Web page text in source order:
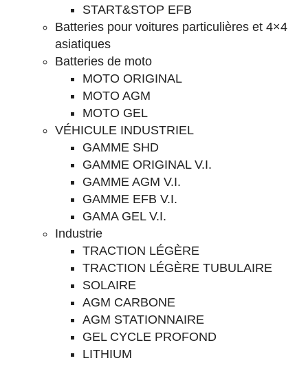
START&STOP EFB
Batteries pour voitures particulières et 4×4
asiatiques
Batteries de moto
MOTO ORIGINAL
MOTO AGM
MOTO GEL
VÉHICULE INDUSTRIEL
GAMME SHD
GAMME ORIGINAL V.I.
GAMME AGM V.I.
GAMME EFB V.I.
GAMA GEL V.I.
Industrie
TRACTION LÉGÈRE
TRACTION LÉGÈRE TUBULAIRE
SOLAIRE
AGM CARBONE
AGM STATIONNAIRE
GEL CYCLE PROFOND
LITHIUM